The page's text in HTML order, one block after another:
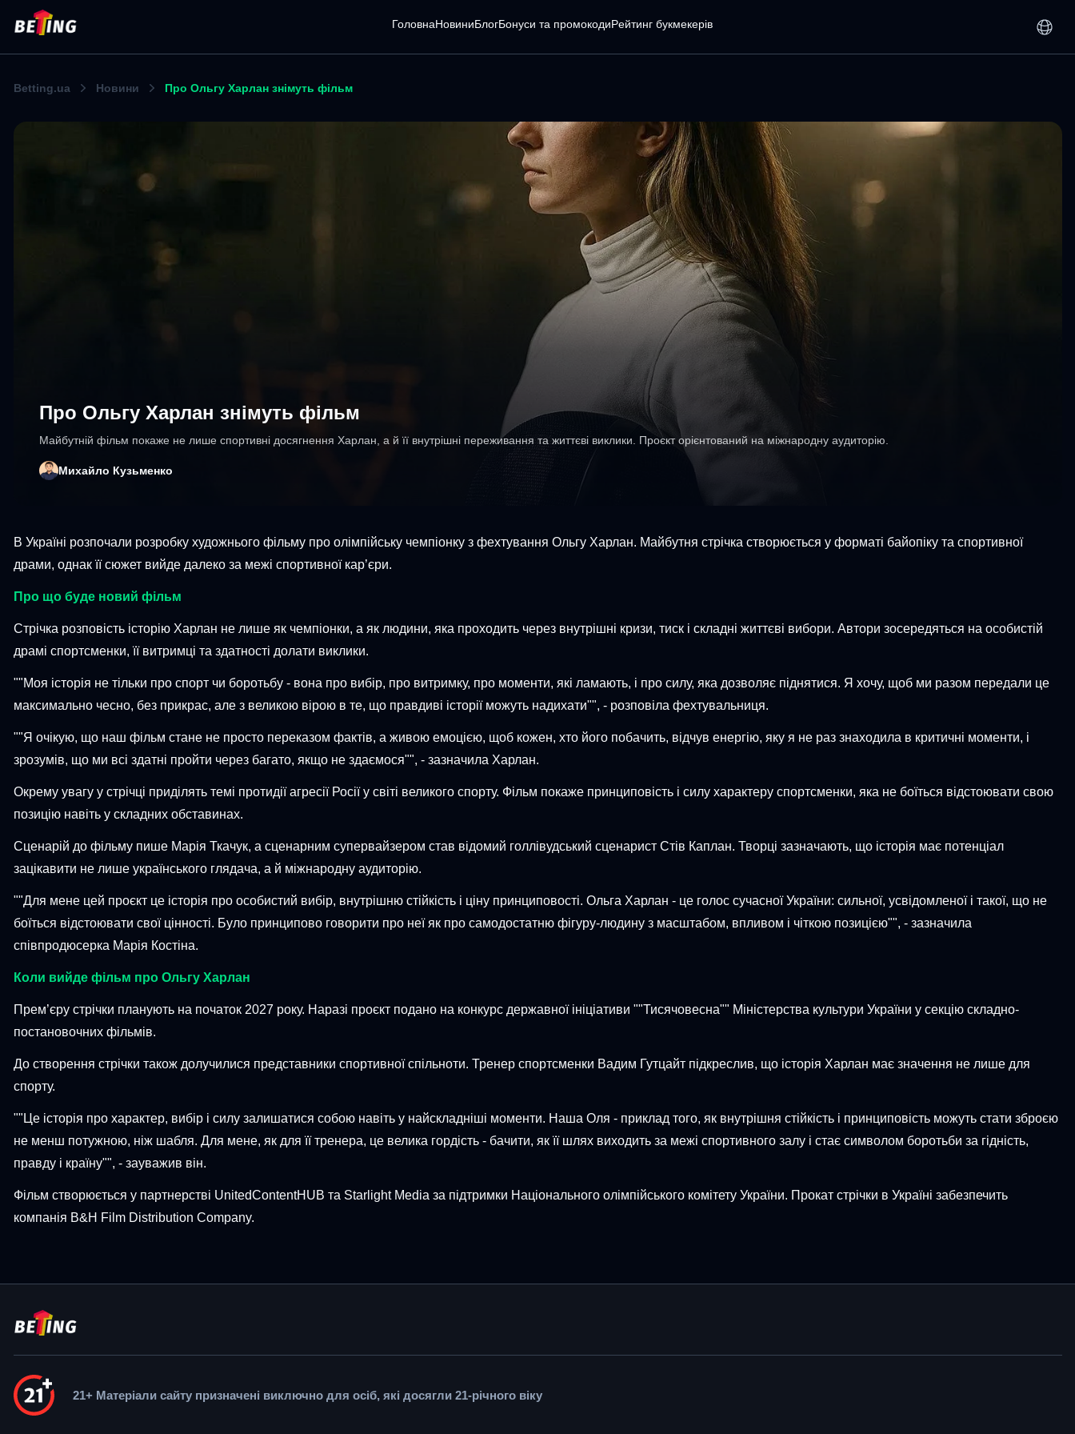
ГоловнаНовиниБлогБонуси та промокодиPейтинг букмекерів
Betting.ua Новини Про Ольгу Харлан знімуть фільм
Про Ольгу Харлан знімуть фільм
Майбутній фільм покаже не лише спортивні досягнення Харлан, а й її внутрішні переживання та життєві виклики. Проєкт орієнтований на міжнародну аудиторію.
Михайло Кузьменко
В Україні розпочали розробку художнього фільму про олімпійську чемпіонку з фехтування Ольгу Харлан. Майбутня стрічка створюється у форматі байопіку та спортивної
драми, однак її сюжет вийде далеко за межі спортивної кар’єри.
Про що буде новий фільм
Стрічка розповість історію Харлан не лише як чемпіонки, а як людини, яка проходить через внутрішні кризи, тиск і складні життєві вибори. Автори зосередяться на особистій
драмі спортсменки, її витримці та здатності долати виклики.
""Моя історія не тільки про спорт чи боротьбу - вона про вибір, про витримку, про моменти, які ламають, і про силу, яка дозволяє піднятися. Я хочу, щоб ми разом передали це
максимально чесно, без прикрас, але з великою вірою в те, що правдиві історії можуть надихати"", - розповіла фехтувальниця.
""Я очікую, що наш фільм стане не просто переказом фактів, а живою емоцією, щоб кожен, хто його побачить, відчув енергію, яку я не раз знаходила в критичні моменти, і
зрозумів, що ми всі здатні пройти через багато, якщо не здаємося"", - зазначила Харлан.
Окрему увагу у стрічці приділять темі протидії агресії Росії у світі великого спорту. Фільм покаже принциповість і силу характеру спортсменки, яка не боїться відстоювати свою
позицію навіть у складних обставинах.
Сценарій до фільму пише Марія Ткачук, а сценарним супервайзером став відомий голлівудський сценарист Стів Каплан. Творці зазначають, що історія має потенціал
зацікавити не лише українського глядача, а й міжнародну аудиторію.
""Для мене цей проєкт це історія про особистий вибір, внутрішню стійкість і ціну принциповості. Ольга Харлан - це голос сучасної України: сильної, усвідомленої і такої, що не
боїться відстоювати свої цінності. Було принципово говорити про неї як про самодостатню фігуру-людину з масштабом, впливом і чіткою позицією"", - зазначила
співпродюсерка Марія Костіна.
Коли вийде фільм про Ольгу Харлан
Прем’єру стрічки планують на початок 2027 року. Наразі проєкт подано на конкурс державної ініціативи ""Тисячовесна"" Міністерства культури України у секцію складно-
постановочних фільмів.
До створення стрічки також долучилися представники спортивної спільноти. Тренер спортсменки Вадим Гутцайт підкреслив, що історія Харлан має значення не лише для
спорту.
""Це історія про характер, вибір і силу залишатися собою навіть у найскладніші моменти. Наша Оля - приклад того, як внутрішня стійкість і принциповість можуть стати зброєю
не менш потужною, ніж шабля. Для мене, як для її тренера, це велика гордість - бачити, як її шлях виходить за межі спортивного залу і стає символом боротьби за гідність,
правду і країну"", - зауважив він.
Фільм створюється у партнерстві UnitedContentHUB та Starlight Media за підтримки Національного олімпійського комітету України. Прокат стрічки в Україні забезпечить
компанія B&H Film Distribution Company.
21+ Матеріали сайту призначені виключно для осіб, які досягли 21-річного віку